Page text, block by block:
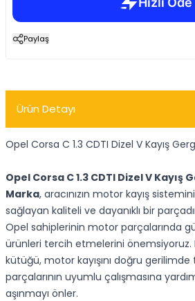
Paylaş
Ürün Detayı
Opel Corsa C 1.3 CDTI Dizel V Kayış
Opel Corsa C 1.3 CDTI Dizel V Kayış
Marka, aracınızın motor kayış
sağlayan kaliteli ve dayanıklı bir
Opel sahiplerinin motor parçalarında
ürünleri tercih etmelerini önemsiyoruz.
kütüğü, motor kayışını doğru
parçalarının uyumlu çalışmasına
aşınmayı önler.